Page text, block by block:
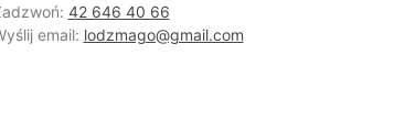
42 646 40 66
email: lodzmago@gmail.com